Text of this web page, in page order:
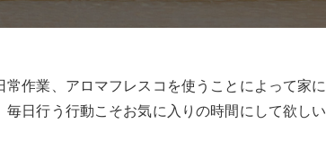
作業、アロマフレスコを使うことによって家
日行う行動こそお気に入りの時間にして欲し